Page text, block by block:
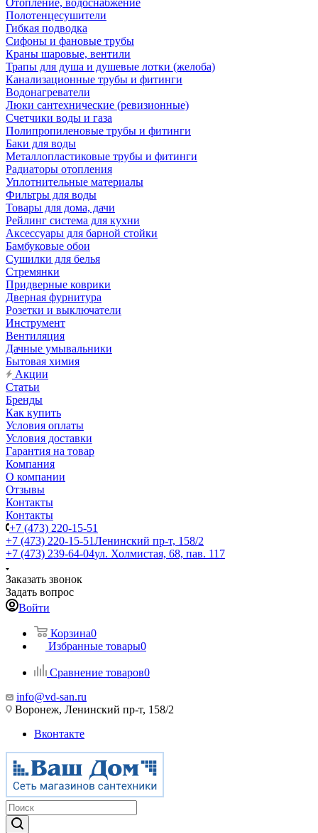
Отопление, водоснабжение
Полотенцесушители
Гибкая подводка
Сифоны и фановые трубы
Краны шаровые, вентили
Трапы для душа и душевые лотки (желоба)
Канализационные трубы и фитинги
Водонагреватели
Люки сантехнические (ревизионные)
Счетчики воды и газа
Полипропиленовые трубы и фитинги
Баки для воды
Металлопластиковые трубы и фитинги
Радиаторы отопления
Уплотнительные материалы
Фильтры для воды
Товары для дома, дачи
Рейлинг система для кухни
Аксессуары для барной стойки
Бамбуковые обои
Сушилки для белья
Стремянки
Придверные коврики
Дверная фурнитура
Розетки и выключатели
Инструмент
Вентиляция
Дачные умывальники
Бытовая химия
Акции
Статьи
Бренды
Как купить
Условия оплаты
Условия доставки
Гарантия на товар
Компания
О компании
Отзывы
Контакты
Контакты
+7 (473) 220-15-51
+7 (473) 220-15-51Ленинский пр-т, 158/2
+7 (473) 239-64-04ул. Холмистая, 68, пав. 117
Заказать звонок
Задать вопрос
Войти
Корзина0
Избранные товары0
Сравнение товаров0
info@vd-san.ru
Воронеж, Ленинский пр-т, 158/2
Вконтакте